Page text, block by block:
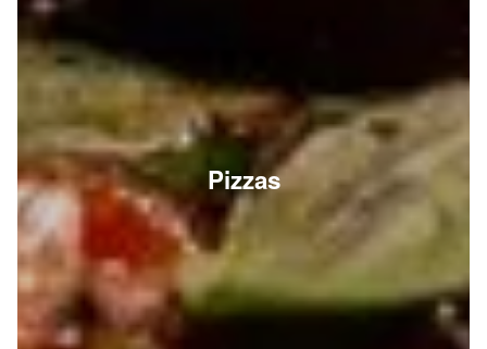
Pizzas